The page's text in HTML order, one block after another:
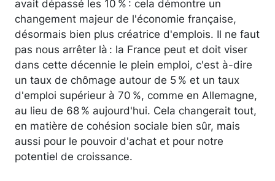
avait dépassé les 10 % : cela démontre un
changement majeur de l'économie française,
désormais bien plus créatrice d'emplois. Il ne faut
pas nous arrêter là : la France peut et doit viser
dans cette décennie le plein emploi, c'est à-dire
un taux de chômage autour de 5 % et un taux
d'emploi supérieur à 70 %, comme en Allemagne,
au lieu de 68 % aujourd'hui. Cela changerait tout,
en matière de cohésion sociale bien sûr, mais
aussi pour le pouvoir d'achat et pour notre
potentiel de croissance.